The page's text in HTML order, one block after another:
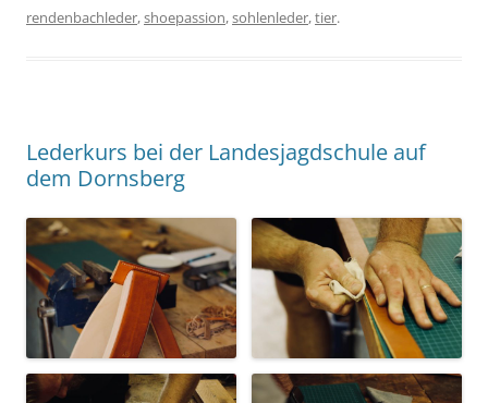
rendenbachleder,shoepassion,sohlenleder,tier.
Lederkurs bei der Landesjagdschule auf
dem Dornsberg